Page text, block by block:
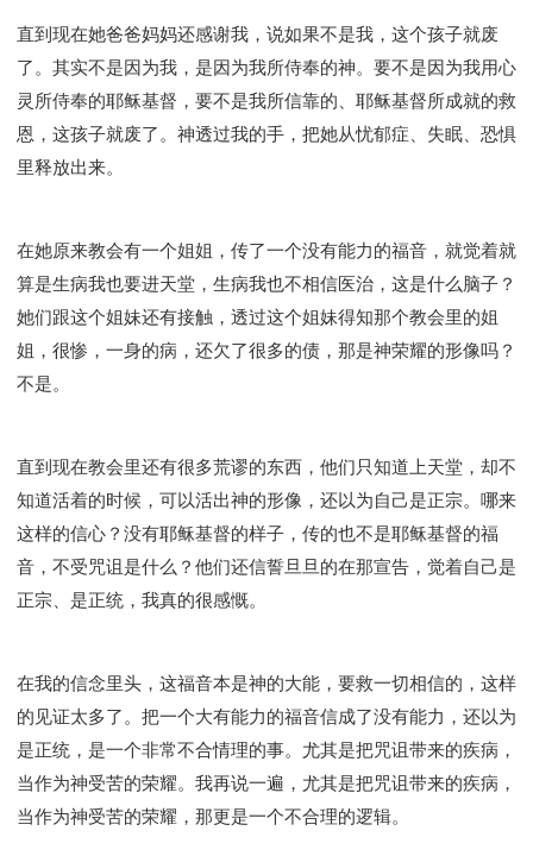
直到现在她爸爸妈妈还感谢我，说如果不是我，这个孩子就废
了。其实不是因为我，是因为我所侍奉的神。要不是因为我用心
灵所侍奉的耶稣基督，要不是我所信靠的、耶稣基督所成就的救
恩，这孩子就废了。神透过我的手，把她从忧郁症、失眠、恐惧
里释放出来。
在她原来教会有一个姐姐，传了一个没有能力的福音，就觉着就
算是生病我也要进天堂，生病我也不相信医治，这是什么脑子？
她们跟这个姐妹还有接触，透过这个姐妹得知那个教会里的姐
姐，很惨，一身的病，还欠了很多的债，那是神荣耀的形像吗？
不是。
直到现在教会里还有很多荒谬的东西，他们只知道上天堂，却不
知道活着的时候，可以活出神的形像，还以为自己是正宗。哪来
这样的信心？没有耶稣基督的样子，传的也不是耶稣基督的福
音，不受咒诅是什么？他们还信誓旦旦的在那宣告，觉着自己是
正宗、是正统，我真的很感慨。
在我的信念里头，这福音本是神的大能，要救一切相信的，这样
的见证太多了。把一个大有能力的福音信成了没有能力，还以为
是正统，是一个非常不合情理的事。尤其是把咒诅带来的疾病，
当作为神受苦的荣耀。我再说一遍，尤其是把咒诅带来的疾病，
当作为神受苦的荣耀，那更是一个不合理的逻辑。